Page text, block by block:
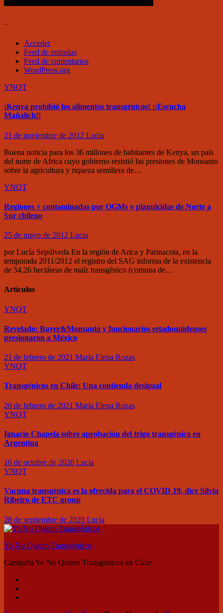
–
Acceder
Feed de entradas
Feed de comentarios
WordPress.org
YNQT
¡Kenya prohibió los alimentos transgénicos! ¡¡Escucha
Mañalich!!
21 de noviembre de 2012 Lucia
Buena noticia para los 36 millones de habitantes de Kenya, un país
del norte de Africa cuyo gobierno resistió las presiones de Monsanto
sobre la agricultura y riqueza semillera de…
YNQT
Regiones + contaminadas por OGMs y plaguicidas de Norte a
Sur chileno
25 de mayo de 2012 Lucia
por Lucía Sepúlveda En la región de Arica y Parinacota, en la
temporada 2011/2012 el registro del SAG informa de la existencia
de 54,26 hectáreas de maíz transgénico (comuna de…
Artículos
YNQT
Revelado: Bayer&Monsanto y funcionarios estadounidenses
presionaron a México
21 de febrero de 2021 María Elena Rozas
YNQT
Transgénicos en Chile: Una contienda desigual
20 de febrero de 2021 María Elena Rozas
YNQT
Ignacio Chapela sobre aprobación del trigo transgénico en
Argentina
16 de octubre de 2020 Lucia
YNQT
Vacuna transgénica es la ofrecida para el COVID 19, dice Silvia
Ribeiro de ETC group
28 de septiembre de 2020 Lucia
Yo No Quiero Transgénicos
Campaña Yo No Quiero Transgénicos en Chile